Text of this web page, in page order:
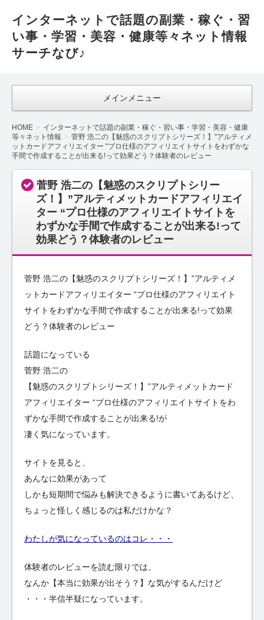
インターネットで話題の副業・稼ぐ・習
い事・学習・美容・健康等々ネット情報
サーチなび♪
メインメニュー
HOME
インターネットで話題の副業・稼ぐ・習い事・学習・美容・健康
等々ネット情報
菅野 浩二の【魅惑のスクリプトシリーズ！】"アルティメ
ットカードアフィリエイター "プロ仕様のアフィリエイトサイトをわずかな
手間で作成することが出来る!って効果どう？体験者のレビュー
菅野 浩二の【魅惑のスクリプトシリー
ズ！】”アルティメットカードアフィリエイ
ター “プロ仕様のアフィリエイトサイトを
わずかな手間で作成することが出来る!って
効果どう？体験者のレビュー
菅野 浩二の【魅惑のスクリプトシリーズ！】”アルティメ
ットカードアフィリエイター “プロ仕様のアフィリエイト
サイトをわずかな手間で作成することが出来る!って効果
どう？体験者のレビュー
話題になっている
菅野 浩二の
【魅惑のスクリプトシリーズ！】”アルティメットカード
アフィリエイター “プロ仕様のアフィリエイトサイトをわ
ずかな手間で作成することが出来る!が
凄く気になっています。
サイトを見ると、
あんなに効果があって
しかも短期間で悩みも解決できるように書いてあるけど、
ちょっと怪しく感じるのは私だけかな？
わたしが気になっているのはコレ・・・
体験者のレビューを読む限りでは、
なんか【本当に効果が出そう？】な気がするんだけど
・・・半信半疑になっています。